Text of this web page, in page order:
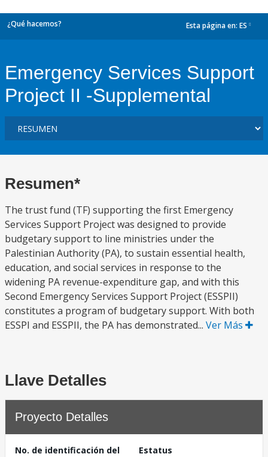
¿Qué hacemos? Esta página en: ES
Emergency Services Support
Project II -Supplemental
Resumen*
The trust fund (TF) supporting the first Emergency
Services Support Project was designed to provide
budgetary support to line ministries under the
Palestinian Authority (PA), to sustain essential health,
education, and social services in response to the
widening PA revenue-expenditure gap, and with this
Second Emergency Services Support Project (ESSPII)
constitutes a program of budgetary support. With both
ESSPI and ESSPII, the PA has demonstrated... Ver Más
Llave Detalles
Proyecto Detalles
No. de identificación del
Estatus